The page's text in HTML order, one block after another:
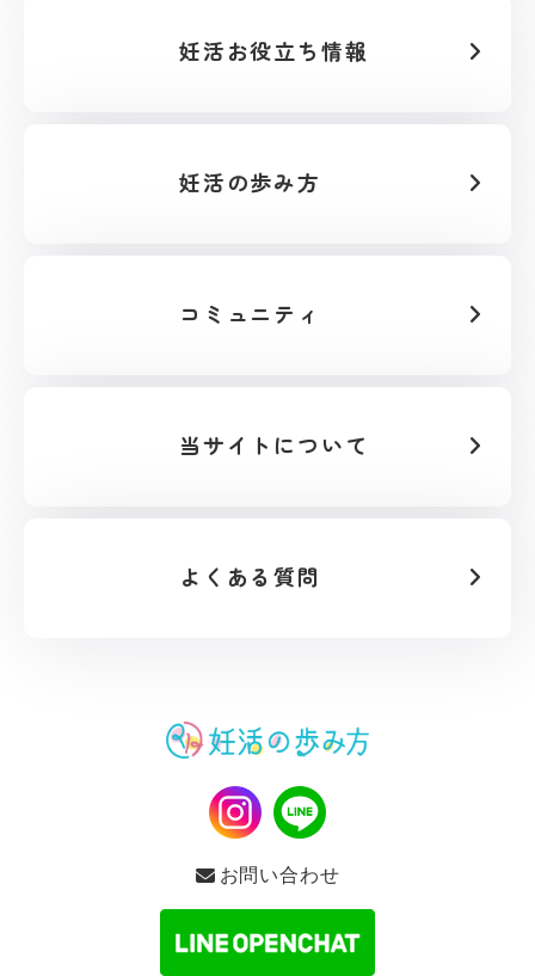
妊活お役立ち情報
妊活の歩み方
コミュニティ
当サイトについて
よくある質問
お問い合わせ